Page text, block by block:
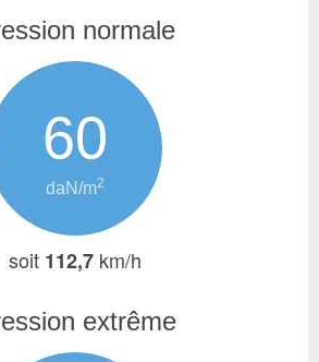
normale
60
daN/m2
soit 112,7 km/h
extrême